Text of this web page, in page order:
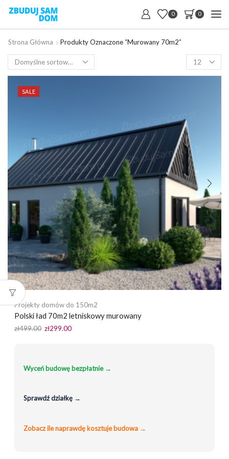
0 0
Strona Główna
Produkty Oznaczone “murowany 70m2”
Products
per
page
SALE
Projekty domów do 150m2
Polski ład 70m2 letniskowy murowany
zł499.00 Pierwotna
zł299.00Aktualna
Wyceń budowę bezpłatnie →
Sprawdź działkę →
Zobacz ile naprawdę kosztuje budowa →